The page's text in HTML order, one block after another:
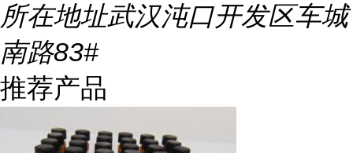
所在地址武汉沌口开发区车城
南路83#
推荐产品